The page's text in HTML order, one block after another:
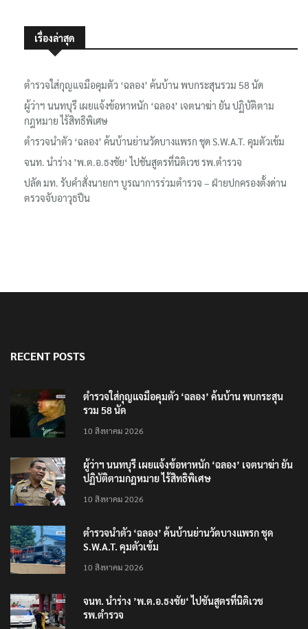
เรื่องล่าสุด
ตำรวจใส่กุญแจมือคุมตัว ‘ฉลอง’ ค้นบ้าน พบกระสุนรวม 58 นัด
ผู้ว่าฯ นนทบุรี เผยแจ้งข้อหาหนัก ‘ฉลอง’ เจตนาฆ่า ยัน ปฏิบัติตาม
กฎหมาย ไร้สิทธิพิเศษ
ตำรวจนำตัว ‘ฉลอง’ ค้นบ้านย่านวัดบางแพรก ชุด S.W.A.T. คุมตัวเข้ม
จนท. นำร่าง ’พ.ต.อ.ธงชัย‘ ไปชันสูตรที่นิติเวช รพ.ตำรวจ
ปลัด มท. รับคำสั่งนายกฯ บูรณาการร่วมตำรวจ – ฝ่ายปกครองตั้งด่าน
ตรวจจับอาวุธปืน
RECENT POSTS
ตำรวจใส่กุญแจมือคุมตัว ‘ฉลอง’ ค้นบ้าน พบกระสุน
รวม 58 นัด
10 สิงหาคม 2026
ผู้ว่าฯ นนทบุรี เผยแจ้งข้อหาหนัก ‘ฉลอง’ เจตนาฆ่า ยัน
ปฏิบัติตามกฎหมาย ไร้สิทธิพิเศษ
10 สิงหาคม 2026
ตำรวจนำตัว ‘ฉลอง’ ค้นบ้านย่านวัดบางแพรก ชุด
S.W.A.T. คุมตัวเข้ม
10 สิงหาคม 2026
จนท. นำร่าง ’พ.ต.อ.ธงชัย‘ ไปชันสูตรที่นิติเวช
รพ.ตำรวจ